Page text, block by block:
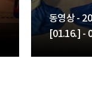
동영상 -
[01.16.] -